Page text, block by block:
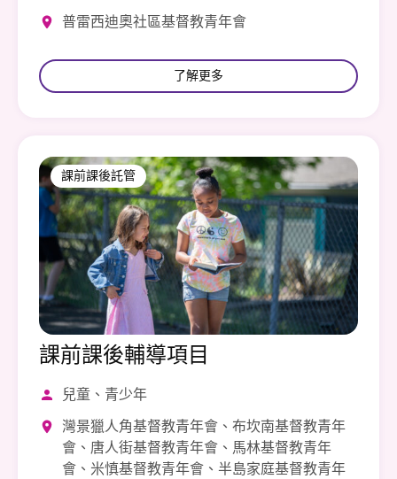
普雷西迪奧社區基督教青年會
了解更多
課前課後託管
課前課後輔導項目
兒童、青少年
灣景獵人角基督教青年會、布坎南基督教青年
會、唐人街基督教青年會、馬林基督教青年
會、米慎基督教青年會、半島家庭基督教青年